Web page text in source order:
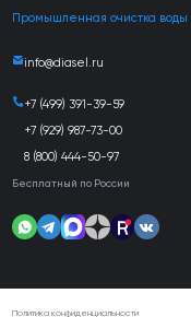
Промышленная очистка воды
info@diasel.ru
+7 (499) 391-39-59
+7 (929) 987-73-00
8 (800) 444-50-97
Бесплатный по России
Политика конфиденциальности